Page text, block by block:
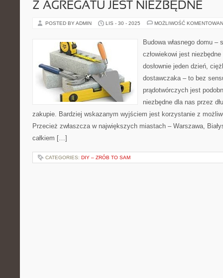
Z AGREGATU JEST NIEZBĘDNE
POSTED BY ADMIN LIS - 30 - 2025 MOŻLIWOŚĆ
Budowa własnego domu
człowiekowi jest
dosłownie jeden dzień,
dostawczaka – to bez
prądotwórczych jest
niezbędne dla nas przez
zakupie. Bardziej wskazanym wyjściem jest korzystanie z
Przecież zwłaszcza w największych miastach – Warszawa,
całkiem […]
CATEGORIES: DIY – ZRÓB TO SAM